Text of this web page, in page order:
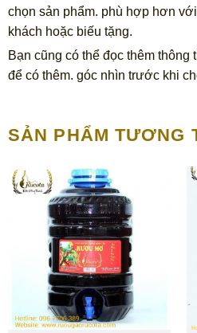
chọn sản phẩm. phù hợp hơn
khách hoặc biếu tặng.
Bạn cũng có thể đọc thêm thông
để có thêm. góc nhìn trước khi
SẢN PHẨM TƯƠNG